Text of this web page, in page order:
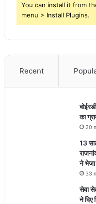
You can install it from
menu > Install Plugins.
Recent
का
20
13
ने
33
सेवा
ने दिए